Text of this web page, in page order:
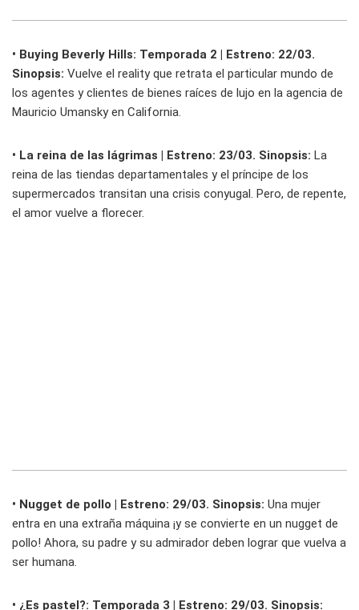
• Buying Beverly Hills: Temporada 2 | Estreno: 22/03.
Sinopsis: Vuelve el reality que retrata el particular mundo de
los agentes y clientes de bienes raíces de lujo en la agencia de
Mauricio Umansky en California.
• La reina de las lágrimas | Estreno: 23/03. Sinopsis: La
reina de las tiendas departamentales y el príncipe de los
supermercados transitan una crisis conyugal. Pero, de repente,
el amor vuelve a florecer.
• Nugget de pollo | Estreno: 29/03. Sinopsis: Una mujer
entra en una extraña máquina ¡y se convierte en un nugget de
pollo! Ahora, su padre y su admirador deben lograr que vuelva a
ser humana.
• ¿Es pastel?: Temporada 3 | Estreno: 29/03. Sinopsis: